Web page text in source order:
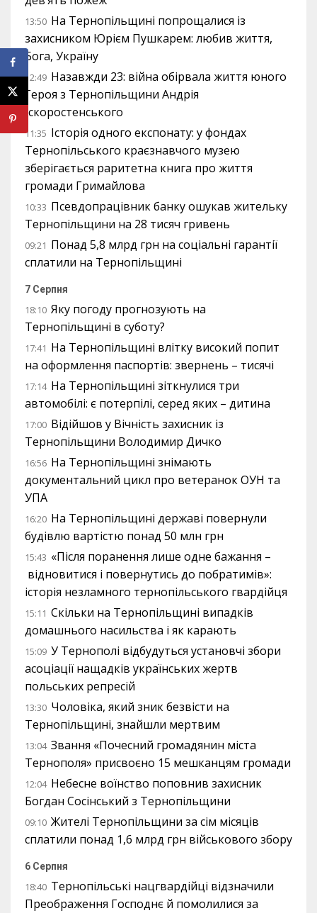
13:50 На Тернопільщині попрощалися із
захисником Юрієм Пушкарем: любив життя,
Бога, Україну
12:49 Назавжди 23: війна обірвала життя юного
Героя з Тернопільщини Андрія
Іскоростенського
11:35 Історія одного експонату: у фондах
Тернопільського краєзнавчого музею
зберігається раритетна книга про життя
громади Гримайлова
10:33 Псевдопрацівник банку ошукав жительку
Тернопільщини на 28 тисяч гривень
09:21 Понад 5,8 млрд грн на соціальні гарантії
сплатили на Тернопільщині
7 Серпня
18:10 Яку погоду прогнозують на
Тернопільщині в суботу?
17:41 На Тернопільщині влітку високий попит
на оформлення паспортів: звернень – тисячі
17:14 На Тернопільщині зіткнулися три
автомобілі: є потерпілі, серед яких – дитина
17:00 Відійшов у Вічність захисник із
Тернопільщини Володимир Дичко
16:56 На Тернопільщині знімають
документальний цикл про ветеранок ОУН та
УПА
16:20 На Тернопільщині державі повернули
будівлю вартістю понад 50 млн грн
15:43 «Після поранення лише одне бажання –
відновитися і повернутись до побратимів»:
історія незламного тернопільського гвардійця
15:11 Скільки на Тернопільщині випадків
домашнього насильства і як карають
15:09 У Тернополі відбудуться установчі збори
асоціації нащадків українських жертв
польських репресій
13:30 Чоловіка, який зник безвісти на
Тернопільщині, знайшли мертвим
13:04 Звання «Почесний громадянин міста
Тернополя» присвоєно 15 мешканцям громади
12:04 Небесне воїнство поповнив захисник
Богдан Сосінський з Тернопільщини
09:10 Жителі Тернопільщини за сім місяців
сплатили понад 1,6 млрд грн військового збору
6 Серпня
18:40 Тернопільські нацгвардійці відзначили
Преображення Господнє й помолилися за